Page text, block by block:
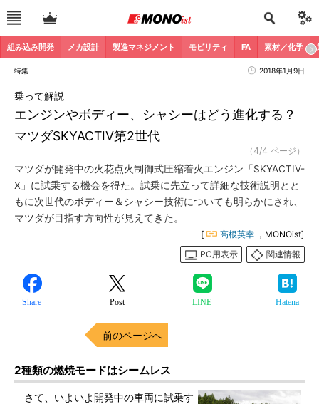
組み込み開発 メカ設計 製造マネジメント モビリティ FA 素材／化学
特集 2018年1月9日
エンジンやボディー、シャシーはどう進化する？
マツダSKYACTIV第2世代
乗って解説
（4/4 ページ）
マツダが開発中の火花点火制御式圧縮着火エンジン「SKYACTIV-
X」に試乗する機会を得た。試乗に先立って詳細な技術説明とと
もに次世代のボディー＆シャシー技術についても明らかにされ、
マツダが目指す方向性が見えてきた。
[ 高根英幸 ，MONOist]
PC用表示
関連情報
Share Post LINE Hatena
前のページへ
2種類の燃焼モードはシームレス
さて、いよいよ開発中の車両に試乗す